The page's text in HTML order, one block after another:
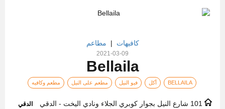
كافيهات | مطاعم
2021-03-09
Bellaila
BELLAILA أكل فيو النيل مطعم على النيل مطعم وكافيه
الدقي